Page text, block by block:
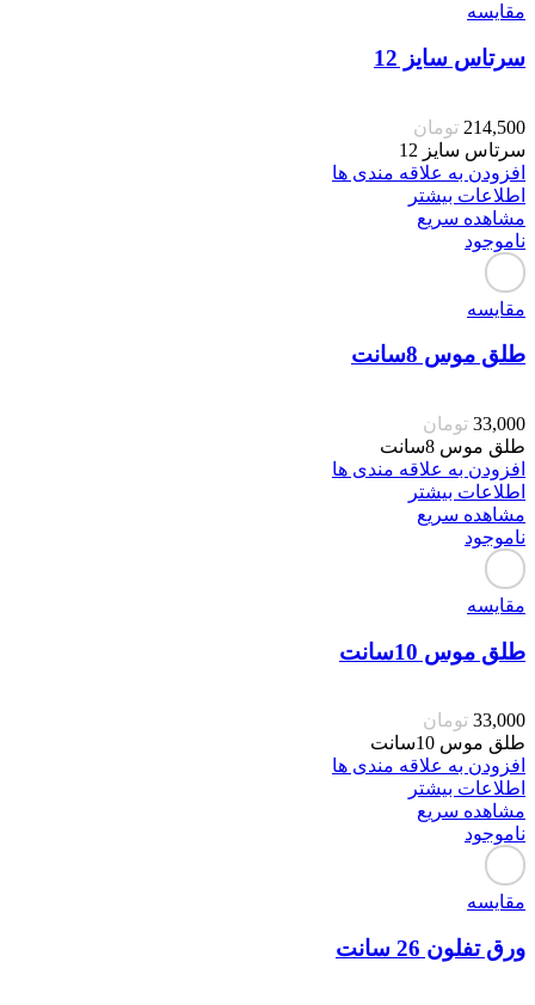
مقایسه
سرتاس سایز 12
214,500 تومان
سرتاس سایز 12
افزودن به علاقه مندی ها
اطلاعات بیشتر
مشاهده سریع
ناموجود
مقایسه
طلق موس 8سانت
33,000 تومان
طلق موس 8سانت
افزودن به علاقه مندی ها
اطلاعات بیشتر
مشاهده سریع
ناموجود
مقایسه
طلق موس 10سانت
33,000 تومان
طلق موس 10سانت
افزودن به علاقه مندی ها
اطلاعات بیشتر
مشاهده سریع
ناموجود
مقایسه
ورق تفلون 26 سانت